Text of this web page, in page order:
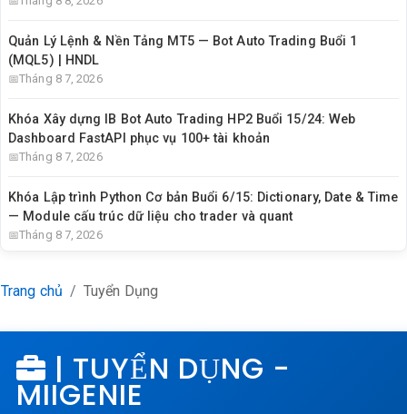
Quản Lý Lệnh & Nền Tảng MT5 — Bot Auto Trading Buổi 1
(MQL5) | HNDL
Tháng 8 7, 2026
Khóa Xây dựng IB Bot Auto Trading HP2 Buổi 15/24: Web
Dashboard FastAPI phục vụ 100+ tài khoản
Tháng 8 7, 2026
Khóa Lập trình Python Cơ bản Buổi 6/15: Dictionary, Date & Time
— Module cấu trúc dữ liệu cho trader và quant
Tháng 8 7, 2026
Trang chủ Tuyển Dụng
| TUYỂN DỤNG -
MIIGENIE